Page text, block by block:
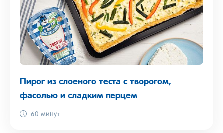
Пирог из слоеного теста с творогом,
фасолью и сладким перцем
60 минут